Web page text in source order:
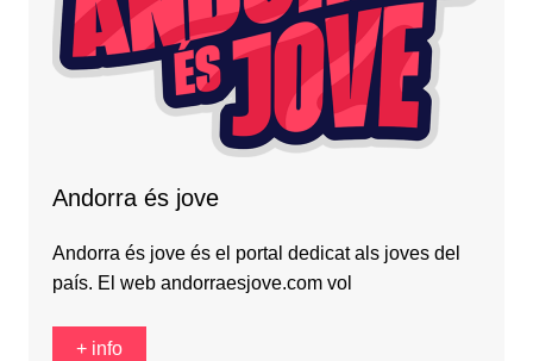
Andorra és jove
Andorra és jove és el portal dedicat als joves del
país. El web andorraesjove.com vol
+ info